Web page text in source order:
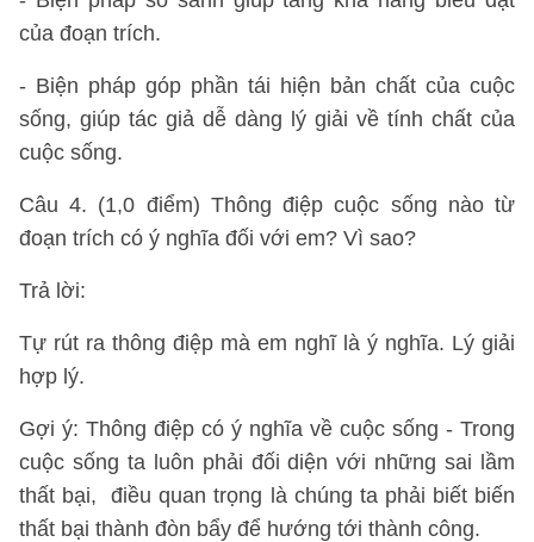
của đoạn trích.
- Biện pháp góp phần tái hiện bản chất của cuộc
sống, giúp tác giả dễ dàng lý giải về tính chất của
cuộc sống.
Câu 4. (1,0 điểm) Thông điệp cuộc sống nào từ
đoạn trích có ý nghĩa đối với em? Vì sao?
Trả lời:
Tự rút ra thông điệp mà em nghĩ là ý nghĩa. Lý giải
hợp lý.
Gợi ý: Thông điệp có ý nghĩa về cuộc sống - Trong
cuộc sống ta luôn phải đối diện với những sai lầm
thất bại, điều quan trọng là chúng ta phải biết biến
thất bại thành đòn bẩy để hướng tới thành công.